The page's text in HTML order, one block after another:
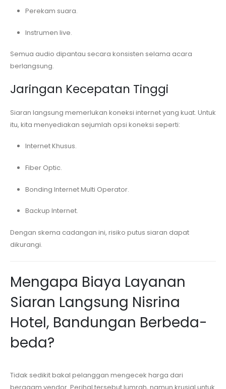
Perekam suara.
Instrumen live.
Semua audio dipantau secara konsisten selama acara
berlangsung.
Jaringan Kecepatan Tinggi
Siaran langsung memerlukan koneksi internet yang kuat. Untuk
itu, kita menyediakan sejumlah opsi koneksi seperti:
Internet Khusus.
Fiber Optic.
Bonding Internet Multi Operator.
Backup Internet.
Dengan skema cadangan ini, risiko putus siaran dapat
dikurangi.
Mengapa Biaya Layanan
Siaran Langsung Nisrina
Hotel, Bandungan Berbeda-
beda?
Tidak sedikit bakal pelanggan mengecek harga dari
beragam vendor. Perihal tersebut lumrah, namun krusial untuk